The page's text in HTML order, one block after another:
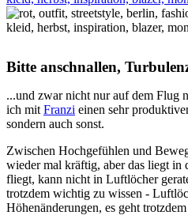
Bitte anschnallen,
...und zwar nicht nur auf dem Flug
ich mit Franzi einen sehr
sondern auch sonst.
Zwischen Hochgefühlen und
wieder mal kräftig, aber das liegt in
fliegt, kann nicht in Luftlöcher
trotzdem wichtig zu wissen -
Höhenänderungen, es geht